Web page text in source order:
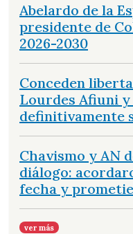
Abelardo de la
presidente de
2026-2030
Conceden
Lourdes Afiuni
definitivamente
Chavismo y AN
diálogo:
fecha y
ver más